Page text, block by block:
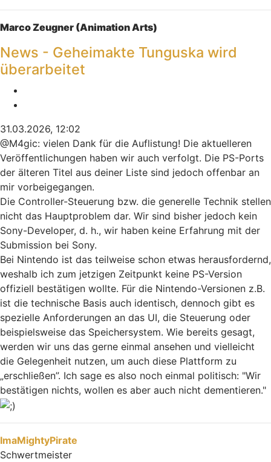
Nach oben
Marco Zeugner (Animation Arts)
News - Geheimakte Tunguska wird
überarbeitet
31.03.2026, 12:02
@M4gic: vielen Dank für die Auflistung! Die aktuelleren
Veröffentlichungen haben wir auch verfolgt. Die PS-Ports
der älteren Titel aus deiner Liste sind jedoch offenbar an
mir vorbeigegangen.
Die Controller-Steuerung bzw. die generelle Technik stellen
nicht das Hauptproblem dar. Wir sind bisher jedoch kein
Sony-Developer, d. h., wir haben keine Erfahrung mit der
Submission bei Sony.
Bei Nintendo ist das teilweise schon etwas herausfordernd,
weshalb ich zum jetzigen Zeitpunkt keine PS-Version
offiziell bestätigen wollte. Für die Nintendo-Versionen z.B.
ist die technische Basis auch identisch, dennoch gibt es
spezielle Anforderungen an das UI, die Steuerung oder
beispielsweise das Speichersystem. Wie bereits gesagt,
werden wir uns das gerne einmal ansehen und vielleicht
die Gelegenheit nutzen, um auch diese Plattform zu
„erschließen”. Ich sage es also noch einmal politisch: "Wir
bestätigen nichts, wollen es aber auch nicht dementieren."
Nach oben
ImaMightyPirate
Schwertmeister